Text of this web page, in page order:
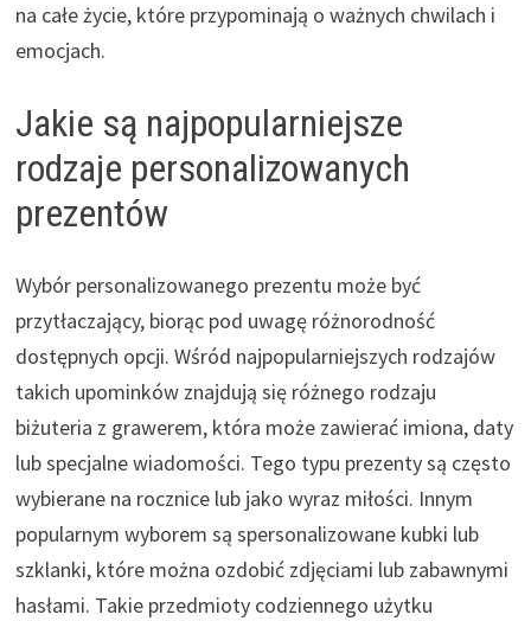
na całe życie, które przypominają o ważnych chwilach i
emocjach.
Jakie są najpopularniejsze
rodzaje personalizowanych
prezentów
Wybór personalizowanego prezentu może być
przytłaczający, biorąc pod uwagę różnorodność
dostępnych opcji. Wśród najpopularniejszych rodzajów
takich upominków znajdują się różnego rodzaju
biżuteria z grawerem, która może zawierać imiona, daty
lub specjalne wiadomości. Tego typu prezenty są często
wybierane na rocznice lub jako wyraz miłości. Innym
popularnym wyborem są spersonalizowane kubki lub
szklanki, które można ozdobić zdjęciami lub zabawnymi
hasłami. Takie przedmioty codziennego użytku